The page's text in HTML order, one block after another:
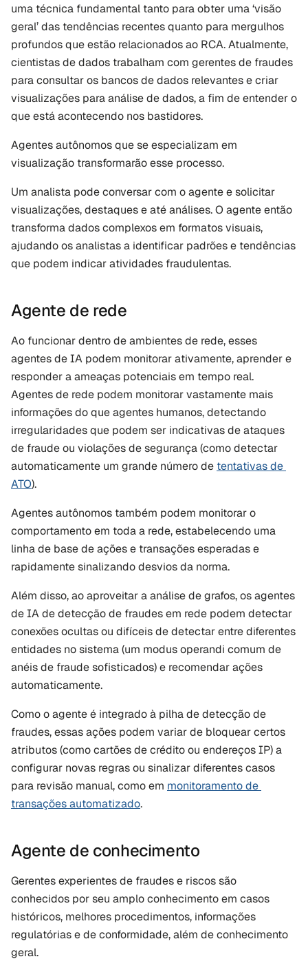
uma técnica fundamental tanto para obter uma ‘visão
geral’ das tendências recentes quanto para mergulhos
profundos que estão relacionados ao RCA. Atualmente,
cientistas de dados trabalham com gerentes de fraudes
para consultar os bancos de dados relevantes e criar
visualizações para análise de dados, a fim de entender o
que está acontecendo nos bastidores.
Agentes autônomos que se especializam em
visualização transformarão esse processo.
Um analista pode conversar com o agente e solicitar
visualizações, destaques e até análises. O agente então
transforma dados complexos em formatos visuais,
ajudando os analistas a identificar padrões e tendências
que podem indicar atividades fraudulentas.
Agente de rede
Ao funcionar dentro de ambientes de rede, esses
agentes de IA podem monitorar ativamente, aprender e
responder a ameaças potenciais em tempo real.
Agentes de rede podem monitorar vastamente mais
informações do que agentes humanos, detectando
irregularidades que podem ser indicativas de ataques
de fraude ou violações de segurança (como detectar
automaticamente um grande número de tentativas de
ATO).
Agentes autônomos também podem monitorar o
comportamento em toda a rede, estabelecendo uma
linha de base de ações e transações esperadas e
rapidamente sinalizando desvios da norma.
Além disso, ao aproveitar a análise de grafos, os agentes
de IA de detecção de fraudes em rede podem detectar
conexões ocultas ou difíceis de detectar entre diferentes
entidades no sistema (um modus operandi comum de
anéis de fraude sofisticados) e recomendar ações
automaticamente.
Como o agente é integrado à pilha de detecção de
fraudes, essas ações podem variar de bloquear certos
atributos (como cartões de crédito ou endereços IP) a
configurar novas regras ou sinalizar diferentes casos
para revisão manual, como em monitoramento de
transações automatizado.
Agente de conhecimento
Gerentes experientes de fraudes e riscos são
conhecidos por seu amplo conhecimento em casos
históricos, melhores procedimentos, informações
regulatórias e de conformidade, além de conhecimento
geral.